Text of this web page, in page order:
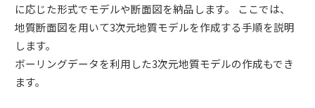
に応じた形式でモデルや断面図を納品します。 ここでは、
地質断面図を用いて3次元地質モデルを作成する手順を説明
します。
ボーリングデータを利用した3次元地質モデルの作成もでき
ます。